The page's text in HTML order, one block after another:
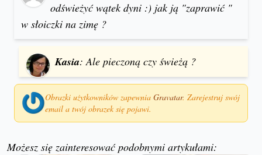
odświeżyć wątek dyni :) jak ją "zaprawić "
w słoiczki na zimę ?
Kasia: Ale pieczoną czy świeżą ?
Obrazki użytkowników zapewnia Gravatar. Zarejestruj swój
email a twój obrazek się pojawi.
Możesz się zainteresować podobnymi artykułami: